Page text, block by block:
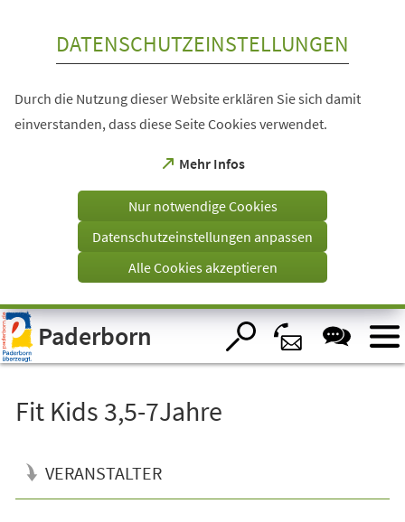
Visuelle
Assistenzsoftware
öffnen.
DATENSCHUTZEINSTELLUNGEN
Durch die Nutzung dieser Website erklären Sie sich damit
einverstanden, dass diese Seite Cookies verwendet.
Mehr Infos
(Öffnet
einem
Tab)
Nur notwendige Cookies
Datenschutzeinstellungen anpassen
Alle Cookies akzeptieren
Paderborn
Fit Kids 3,5-7Jahre
VERANSTALTER